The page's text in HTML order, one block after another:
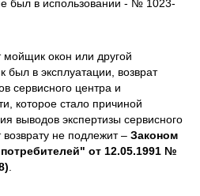
был в использовании - № 1023-
окон или другой
в эксплуатации, возврат
сервисного центра и
которое стало причиной
выводов экспертизы сервисного
не подлежит – Законом
от 12.05.1991 №